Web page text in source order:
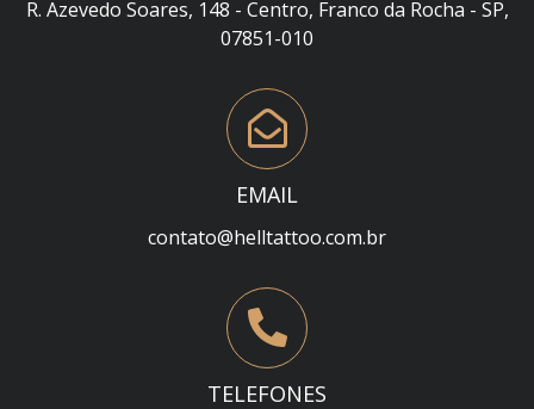
R. Azevedo Soares, 148 - Centro, Franco da Rocha - SP,
07851-010
EMAIL
contato@helltattoo.com.br
TELEFONES